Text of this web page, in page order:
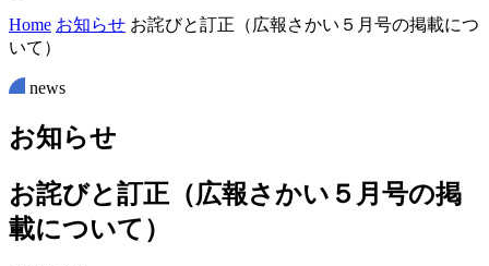
Home お知らせ お詫びと訂正（広報さかい５月号の掲載につ
いて）
news
お知らせ
お詫びと訂正（広報さかい５月号の掲
載について）